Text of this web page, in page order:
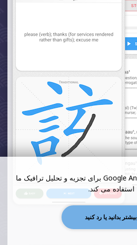
این وب سایت از Google Analytics برای تجزیه و تحلیل ترافیک ما
استفاده می کند.
بیشتر بدانید یا رد کنید